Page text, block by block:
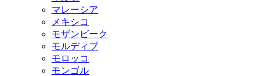
マレーシア
メキシコ
モザンビーク
モルディブ
モロッコ
モンゴル